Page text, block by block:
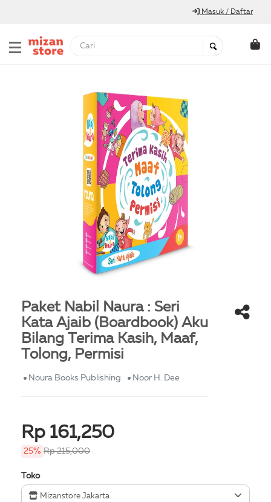
Masuk / Daftar
Paket Nabil Naura : Seri
Kata Ajaib (Boardbook) Aku
Bilang Terima Kasih, Maaf,
Tolong, Permisi
Noura Books Publishing Noor H. Dee
Rp 161,250
25% Rp 215,000
Toko
Mizanstore Jakarta